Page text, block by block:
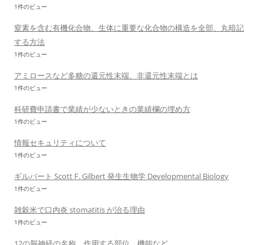
1件のビュー
窒素を含む有機化合物、生体に重要な化合物の構造を全部、丸暗記
する方法
1件のビュー
アミロースなど多糖の還元性末端、非還元性末端とは
1件のビュー
科研費申請書で業績が少ないときの業績欄の埋め方
1件のビュー
情報セキュリティについて
1件のビュー
ギルバート Scott F. Gilbert 発生生物学 Developmental Biology
1件のビュー
雑穀米で口内炎 stomatitis が治る理由
1件のビュー